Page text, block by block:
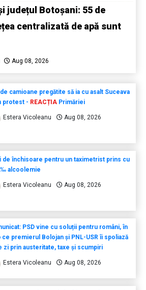
județul Botoșani: 55 de
centralizată de apă sunt
Aug 08, 2026
camioane pregătite să ia cu asalt Suceava
protest - REACȚIAPrimăriei
Estera Vicoleanu Aug 08, 2026
de închisoare pentru un taximetrist prins cu
alcoolemie
Estera Vicoleanu Aug 08, 2026
PSD vine cu soluții pentru români, în
ce premierul Bolojan și PNL-USR îi spoliază
zi prin austeritate, taxe și scumpiri
Estera Vicoleanu Aug 08, 2026